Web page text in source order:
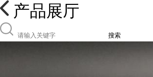
产品展厅
搜索